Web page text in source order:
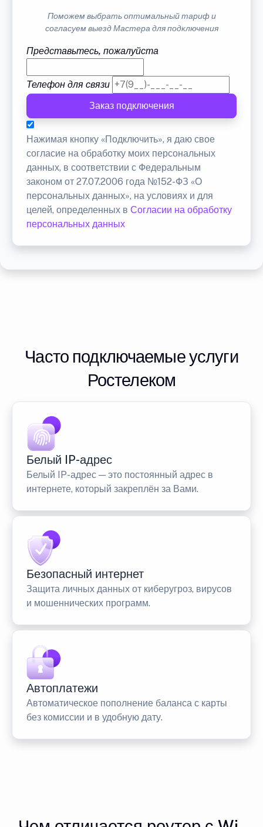
Поможем выбрать оптимальный тариф и
согласуем выезд Мастера для подключения
Представьтесь, пожалуйста
Телефон для связи
Заказ подключения
Нажимая кнопку «Подключить», я даю свое
согласие на обработку моих персональных
данных, в соответствии с Федеральным
законом от 27.07.2006 года №152-ФЗ «О
персональных данных», на условиях и для
целей, определенных в Согласии на обработку
персональных данных
Часто подключаемые услуги
Ростелеком
Белый IP-адрес
Белый IP-адрес — это постоянный адрес в
интернете, который закреплён за Вами.
Безопасный интернет
Защита личных данных от киберугроз, вирусов
и мошеннических программ.
Автоплатежи
Автоматическое пополнение баланса с карты
без комиссии и в удобную дату.